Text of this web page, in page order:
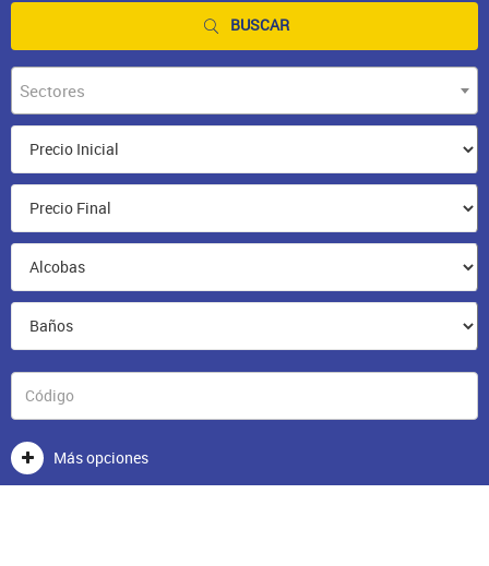
BUSCAR
Sectores
Más opciones